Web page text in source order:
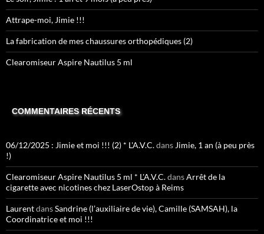
Attrape-moi, Jimie !!!
La fabrication de mes chaussures orthopédiques (2)
Clearomiseur Aspire Nautilus 5 ml
COMMENTAIRES RÉCENTS
06/12/2025 : Jimie et moi !!! (2) * L'A.V.C.dans Jimie, 1 an (à peu près
!)
Clearomiseur Aspire Nautilus 5 ml * L'A.V.C.dansArrêt de la
cigarette avec nicotines chez LaserOstop à Reims
LaurentdansSandrine (l’auxiliaire de vie), Camille (SAMSAH), la
Coordinatrice et moi !!!